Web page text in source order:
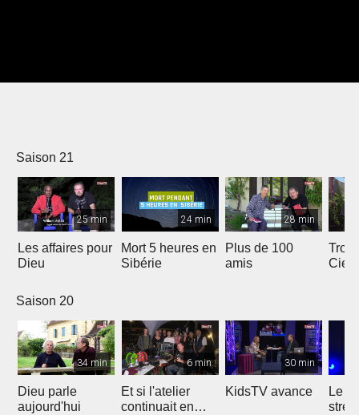
Saison 21
25 min
Les affaires pour
Dieu
24 min
Mort 5 heures en
Sibérie
28 min
Plus de 100
amis
Ciel
Saison 20
34 min
Dieu parle
aujourd'hui
6 min
Et si l'atelier
continuait en
30 min
KidsTV avance
Le